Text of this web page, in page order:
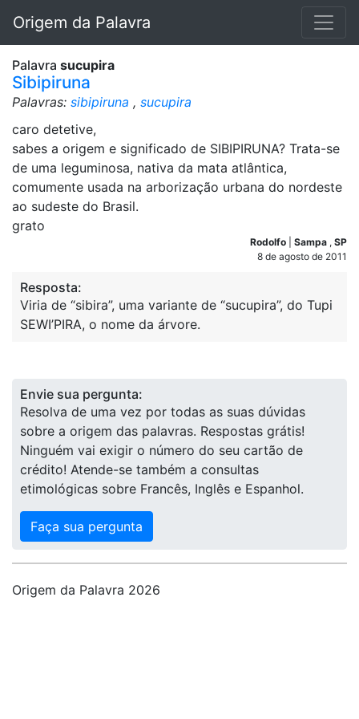
Origem da Palavra
Palavra sucupira
Sibipiruna
Palavras: sibipiruna , sucupira
caro detetive,
sabes a origem e significado de SIBIPIRUNA? Trata-se
de uma leguminosa, nativa da mata atlântica,
comumente usada na arborização urbana do nordeste
ao sudeste do Brasil.
grato
Rodolfo Sampa , SP
8 de agosto de 2011
Resposta:
Viria de “sibira”, uma variante de “sucupira”, do Tupi
SEWI’PIRA, o nome da árvore.
Envie sua pergunta:
Resolva de uma vez por todas as suas dúvidas
sobre a origem das palavras. Respostas grátis!
Ninguém vai exigir o número do seu cartão de
crédito! Atende-se também a consultas
etimológicas sobre Francês, Inglês e Espanhol.
Faça sua pergunta
Origem da Palavra 2026